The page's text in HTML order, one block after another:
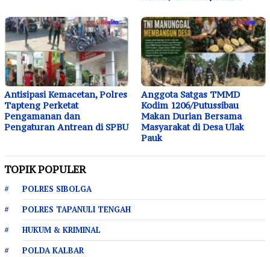
Antisipasi Kemacetan, Polres
Tapteng Perketat
Pengamanan dan
Pengaturan Antrean di SPBU
Anggota Satgas TMMD
Kodim 1206/Putussibau
Makan Durian Bersama
Masyarakat di Desa Ulak
Pauk
TOPIK POPULER
POLRES SIBOLGA
POLRES TAPANULI TENGAH
HUKUM & KRIMINAL
POLDA KALBAR